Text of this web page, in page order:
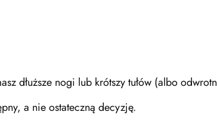
dłuższe nogi lub krótszy tułów (albo
a nie ostateczną decyzję.